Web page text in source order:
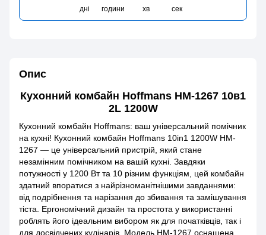
дні години хв сек
Опис
Кухонний комбайн Hoffmans HM-1267 10в1
2L 1200W
Кухонний комбайн Hoffmans: ваш універсальний помічник
на кухні! Кухонний комбайн Hoffmans 10in1 1200W HM-
1267 — це універсальний пристрій, який стане
незамінним помічником на вашій кухні. Завдяки
потужності у 1200 Вт та 10 різним функціям, цей комбайн
здатний впоратися з найрізноманітнішими завданнями:
від подрібнення та нарізання до збивання та замішування
тіста. Ергономічний дизайн та простота у використанні
роблять його ідеальним вибором як для початківців, так і
для досвідчених кулінарів. Модель HM-1267 оснащена